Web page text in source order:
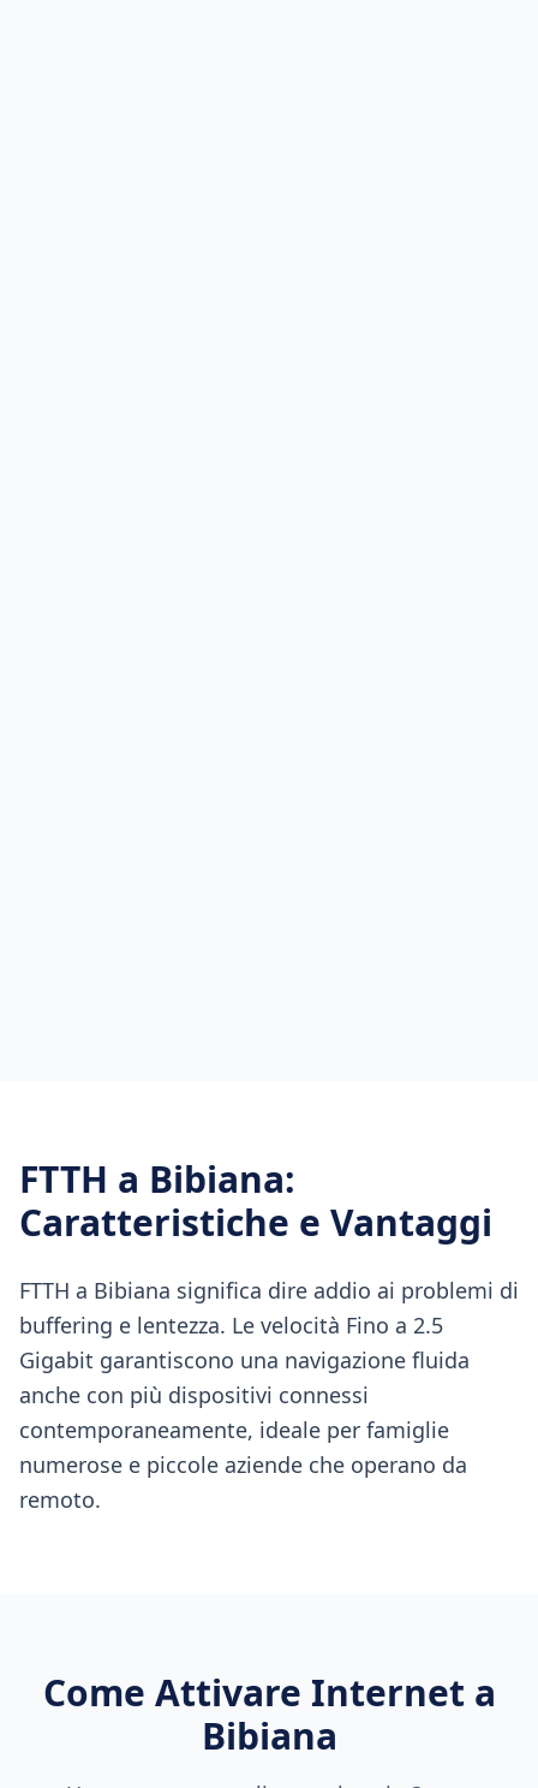
FTTH a Bibiana:
Caratteristiche e Vantaggi
FTTH a Bibiana significa dire addio ai problemi di
buffering e lentezza. Le velocità Fino a 2.5
Gigabit garantiscono una navigazione fluida
anche con più dispositivi connessi
contemporaneamente, ideale per famiglie
numerose e piccole aziende che operano da
remoto.
Come Attivare Internet a
Bibiana